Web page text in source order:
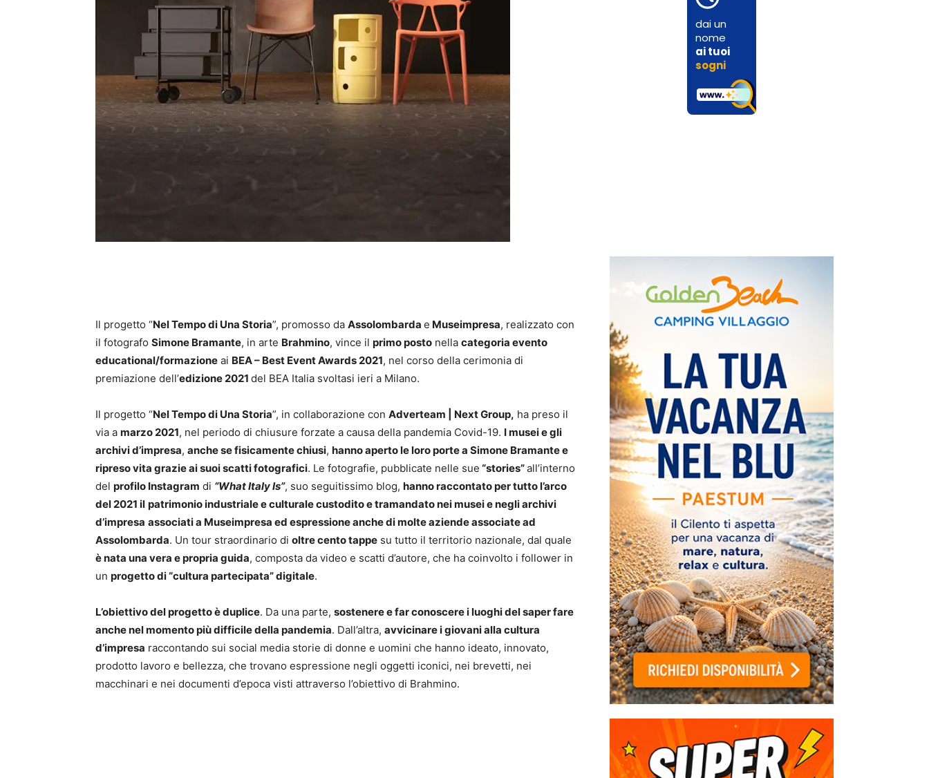
Il progetto “Nel Tempo di Una Storia”, promosso da Assolombarda e Museimpresa, realizzato con
il fotografo Simone Bramante, in arte Brahmino, vince il primo posto nella categoria evento
educational/formazione ai BEA – Best Event Awards 2021, nel corso della cerimonia di
premiazione dell’edizione 2021 del BEA Italia svoltasi ieri a Milano.
Il progetto “Nel Tempo di Una Storia”, in collaborazione con Adverteam | Next Group, ha preso il
via a marzo 2021, nel periodo di chiusure forzate a causa della pandemia Covid-19. I musei e gli
archivi d’impresa, anche sefisicamente chiusi, hanno aperto le loro porte a Simone Bramante e
ripreso vita grazie ai suoi scatti fotografici. Le fotografie, pubblicate nelle sue “stories”all’interno
del profilo Instagram di “What Italy Is”, suo seguitissimo blog, hanno raccontato per tutto l’arco
del 2021 il patrimonio industriale e culturale custodito e tramandato nei musei e negli archivi
d’impresa associati a Museimpresa ed espressione anche di molte aziende associate ad
Assolombarda. Un tour straordinario di oltre cento tappe su tutto il territorio nazionale, dal quale
è nata una vera e propria guida, composta da video e scatti d’autore, che ha coinvolto i follower in
un progetto di “cultura partecipata” digitale.
L’obiettivo del progetto è duplice. Da una parte, sostenere e far conoscere i luoghi del saper fare
anche nel momento più difficile della pandemia. Dall’altra, avvicinare i giovani alla cultura
d’impresa raccontando sui social media storie di donne e uomini che hanno ideato, innovato,
prodotto lavoro e bellezza, che trovano espressione negli oggetti iconici, nei brevetti, nei
macchinari e nei documenti d’epoca visti attraverso l’obiettivo di Brahmino.